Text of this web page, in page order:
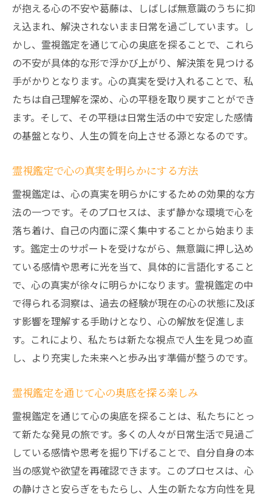
が抱える心の不安や葛藤は、しばしば無意識のうちに抑
え込まれ、解決されないまま日常を過ごしています。し
かし、霊視鑑定を通じて心の奥底を探ることで、これら
の不安が具体的な形で浮かび上がり、解決策を見つける
手がかりとなります。心の真実を受け入れることで、私
たちは自己理解を深め、心の平穏を取り戻すことができ
ます。そして、その平穏は日常生活の中で安定した感情
の基盤となり、人生の質を向上させる源となるのです。
霊視鑑定で心の真実を明らかにする方法
霊視鑑定は、心の真実を明らかにするための効果的な方
法の一つです。そのプロセスは、まず静かな環境で心を
落ち着け、自己の内面に深く集中することから始まりま
す。鑑定士のサポートを受けながら、無意識に押し込め
ている感情や思考に光を当て、具体的に言語化すること
で、心の真実が徐々に明らかになります。霊視鑑定の中
で得られる洞察は、過去の経験が現在の心の状態に及ぼ
す影響を理解する手助けとなり、心の解放を促進しま
す。これにより、私たちは新たな視点で人生を見つめ直
し、より充実した未来へと歩み出す準備が整うのです。
霊視鑑定を通じて心の奥底を探る楽しみ
霊視鑑定を通じて心の奥底を探ることは、私たちにとっ
て新たな発見の旅です。多くの人々が日常生活で見過ご
している感情や思考を掘り下げることで、自分自身の本
当の感覚や欲望を再確認できます。このプロセスは、心
の静けさと安らぎをもたらし、人生の新たな方向性を見